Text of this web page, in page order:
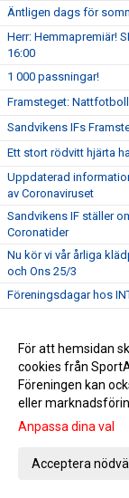
Äntligen dags för
Herr: Hemmapremiär!
16:00
1 000 passningar!
Framsteget:
Sandvikens IFs
Ett stort rödvitt hjärta
Uppdaterad
av Coronaviruset
Sandvikens IF ställer
Coronatider
Nu kör vi vår årliga
och Ons 25/3
Föreningsdagar hos
Sandvikens IF:s
och en förening i
Spanskt läger i
Årsmöte 9:e mars
SIF - DIF kl. 19:00
Dags för SUPERWEEK!
För att hemsidan
cookies från
Föreningen kan
eller
Anpassa dina val
Acceptera